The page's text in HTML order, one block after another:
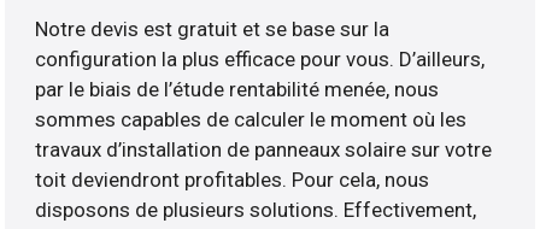
Notre devis est gratuit et se base sur la
configuration la plus efficace pour vous. D’ailleurs,
par le biais de l’étude rentabilité menée, nous
sommes capables de calculer le moment où les
travaux d’installation de panneaux solaire sur votre
toit deviendront profitables. Pour cela, nous
disposons de plusieurs solutions. Effectivement,